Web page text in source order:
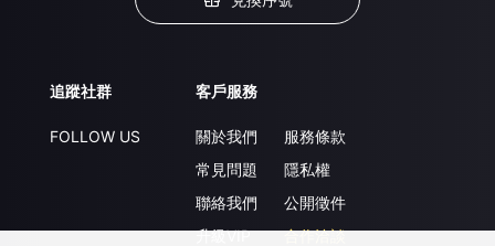
追蹤社群
FOLLOW US
客戶服務
關於我們
常見問題
聯絡我們
升級VIP
服務條款
隱私權
公開徵件
合作洽談